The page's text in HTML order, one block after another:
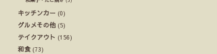
キッチンカー (0)
グルメその他 (5)
テイクアウト (156)
和食 (73)